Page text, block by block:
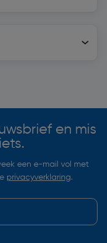
en mis
een e-mail vol met
privacyverklaring.